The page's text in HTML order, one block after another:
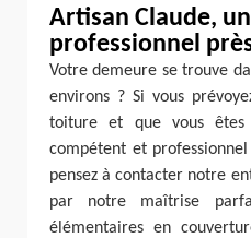
Artisan Claude,
professionnel
Votre demeure se trouve
environs ? Si vous
toiture et que vous êtes
compétent et
pensez à contacter notre
par notre maîtrise
élémentaires en